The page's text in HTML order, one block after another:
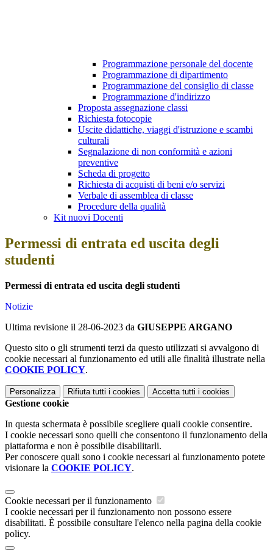
Programmazione personale del docente
Programmazione di dipartimento
Programmazione del consiglio di classe
Programmazione d'indirizzo
Proposta assegnazione classi
Richiesta fotocopie
Uscite didattiche, viaggi d'istruzione e scambi
culturali
Segnalazione di non conformità e azioni
preventive
Scheda di progetto
Richiesta di acquisti di beni e/o servizi
Verbale di assemblea di classe
Procedure della qualità
Kit nuovi Docenti
Permessi di entrata ed uscita degli
studenti
Permessi di entrata ed uscita degli studenti
Notizie
Ultima revisione il 28-06-2023 da GIUSEPPE ARGANO
Questo sito o gli strumenti terzi da questo utilizzati si avvalgono di
cookie necessari al funzionamento ed utili alle finalità illustrate nella
COOKIE POLICY.
Personalizza Rifiuta tutti i cookies Accetta tutti i cookies
Gestione cookie
In questa schermata è possibile scegliere quali cookie consentire.
I cookie necessari sono quelli che consentono il funzionamento della
piattaforma e non è possibile disabilitarli.
Per conoscere quali sono i cookie necessari al funzionamento potete
visionare la COOKIE POLICY.
Cookie necessari per il funzionamento
I cookie necessari per il funzionamento non possono essere
disabilitati. È possibile consultare l'elenco nella pagina della cookie
policy.